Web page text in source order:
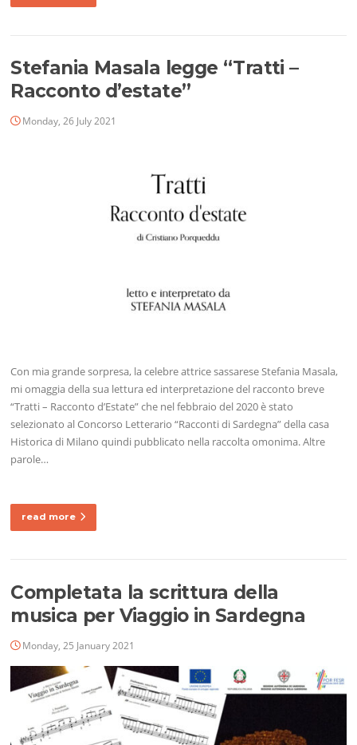
Stefania Masala legge “Tratti –
Racconto d’estate”
Monday, 26 July 2021
Con mia grande sorpresa, la celebre attrice sassarese Stefania Masala,
mi omaggia della sua lettura ed interpretazione del racconto breve
“Tratti – Racconto d’Estate” che nel febbraio del 2020 è stato
selezionato al Concorso Letterario “Racconti di Sardegna” della casa
Historica di Milano quindi pubblicato nella raccolta omonima. Altre
parole…
read more
Completata la scrittura della
musica per Viaggio in Sardegna
Monday, 25 January 2021